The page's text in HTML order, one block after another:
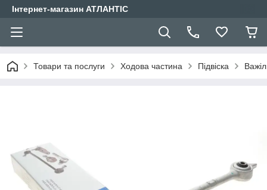
Інтернет-магазин АТЛАНТІС
Товари та послуги Ходова частина Підвіска